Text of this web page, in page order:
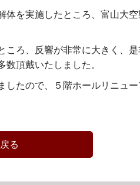
体を実施したところ、富山大
ろ、反響が非常に大きく、
頂戴いたしました。
たので、５階ホールリニュ
戻る